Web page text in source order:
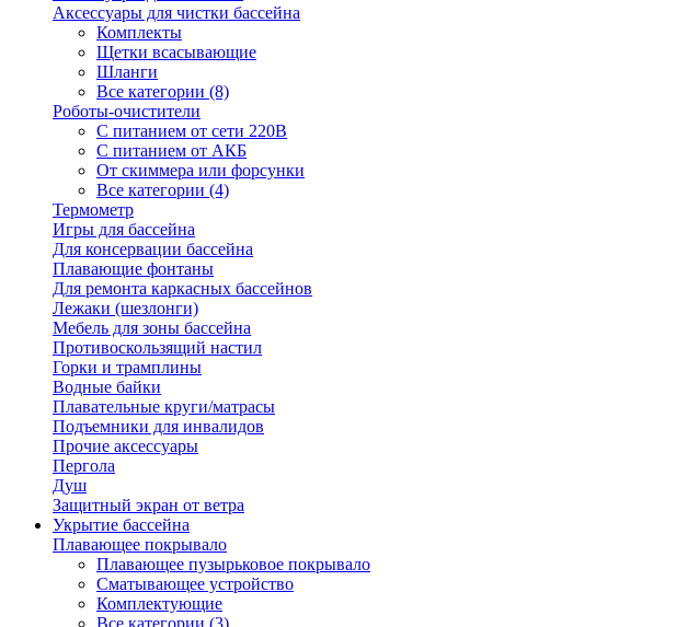
Аксессуары для чистки бассейна
Комплекты
Щетки всасывающие
Шланги
Все категории (8)
Роботы-очистители
С питанием от сети 220В
С питанием от АКБ
От скиммера или форсунки
Все категории (4)
Термометр
Игры для бассейна
Для консервации бассейна
Плавающие фонтаны
Для ремонта каркасных бассейнов
Лежаки (шезлонги)
Мебель для зоны бассейна
Противоскользящий настил
Горки и трамплины
Водные байки
Плавательные круги/матрасы
Подъемники для инвалидов
Прочие аксессуары
Пергола
Душ
Защитный экран от ветра
Укрытие бассейна
Плавающее покрывало
Плавающее пузырьковое покрывало
Сматывающее устройство
Комплектующие
Все категории (3)